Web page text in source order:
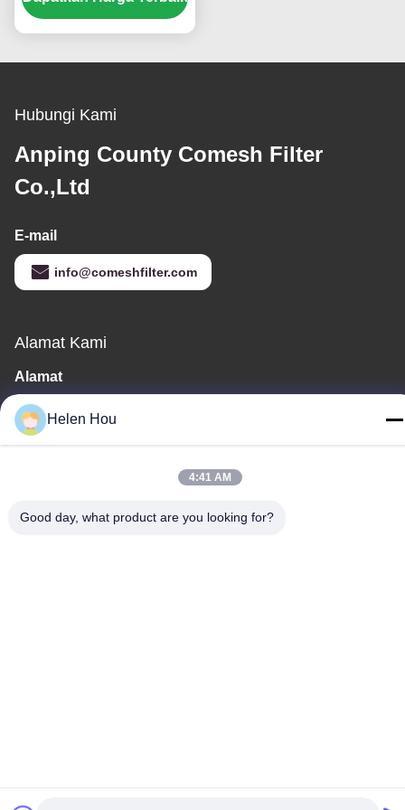
Untuk Peralatan
Tungku Kontinyu
Hubungi Kami
Anping County Comesh Filter
Co.,Ltd
E-mail
info@comeshfilter.com
Alamat Kami
Alamat
Basis Industri, Selatan Anping, Hengshui, Hebei, PR China.
Telp
Helen Hou
4:41 AM
Good day, what product are you looking for?